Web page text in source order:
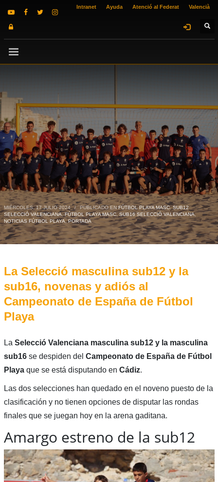
Intranet Ayuda Atenció al Federat Valencià
MIÉRCOLES, 17 JULIO 2024 / PUBLICADO ENFÚTBOL PLAYA MASC. SUB12
SELECCIÓ VALENCIANA ,FÚTBOL PLAYA MASC. SUB16 SELECCIÓ VALENCIANA,
NOTICIAS FÚTBOL PLAYA,PORTADA
La Selecció masculina sub12 y la
sub16, novenas y adiós al
Campeonato de España de Fútbol
Playa
La Selecció Valenciana masculina sub12 y la masculina
sub16se despiden del Campeonato de España de Fútbol
Playa que se está disputando en Cádiz.
Las dos selecciones han quedado en el noveno puesto de la
clasificación y no tienen opciones de disputar las rondas
finales que se juegan hoy en la arena gaditana.
Amargo estreno de la sub12